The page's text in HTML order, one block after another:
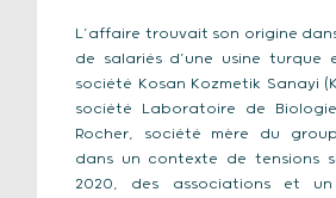
L’affaire trouvait son origine
de salariés d’une usine turque
société Kosan Kozmetik Sanayi
société Laboratoire de
Rocher, société mère du
dans un contexte de tensions
2020, des associations et